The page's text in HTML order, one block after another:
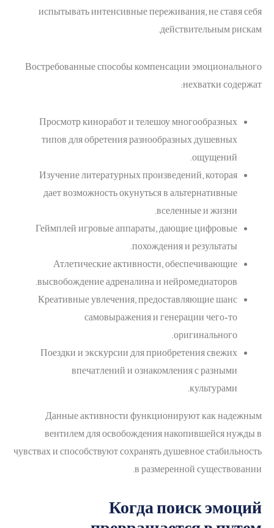
испытывать интенсивные переживания, не ставя себя
действительным рискам.
Востребованные способы компенсации эмоционального
нехватки содержат:
Просмотр киноработ и телешоу многообразных
типов для обретения разнообразных душевных
ощущений.
Изучение литературных произведений, которая
дает возможность окунуться в альтернативные
вселенные и жизни.
Геймплей игровые аппараты, дающие цифровые
похождения и результаты.
Атлетические активности, обеспечивающие
высвобождение адреналина и нейромедиаторов.
Креативные увлечения, предоставляющие шанс
самовыражения и генерации чего-то
оригинального.
Поездки и экскурсии для приобретения свежих
впечатлений и ознакомления с разными
культурами.
Данные активности функционируют как надежным
вентилем для освобождения накопившейся нужды в
чувствах и способствуют сохранять душевное стабильность
в размеренной существовании.
Когда поиск эмоций